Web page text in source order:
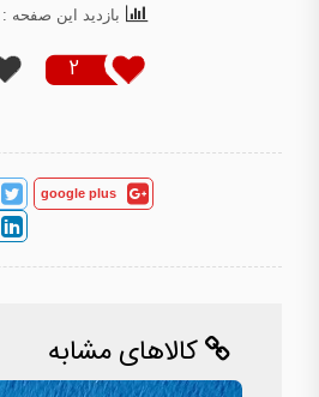
2
بازدید این صفحه : ۹۲۴۲
google plus
کالاهای مشابه